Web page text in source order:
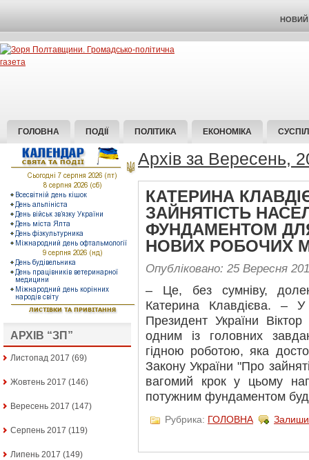
НОВИЙ
ГОЛОВНА ПОДІЇ ПОЛІТИКА ЕКОНОМІКА
АРХІВ “ЗП”
Листопад 2017 (69)
Жовтень 2017 (146)
Вересень 2017 (147)
Серпень 2017 (119)
Липень 2017 (149)
Архів за Вересень,
КАТЕРИНА
ЗАЙНЯТІСТЬ
ФУНДАМЕНТОМ
НОВИХ РОБОЧИХ
Опубліковано: 25 Вересня
– Це, без сумніву,
Катерина Клавдієва. – У
Президент України
одним із головних
гідною роботою, яка
Закону України "Про
вагомий крок у цьому
потужним фундаментом
Рубрика: ГОЛОВНА